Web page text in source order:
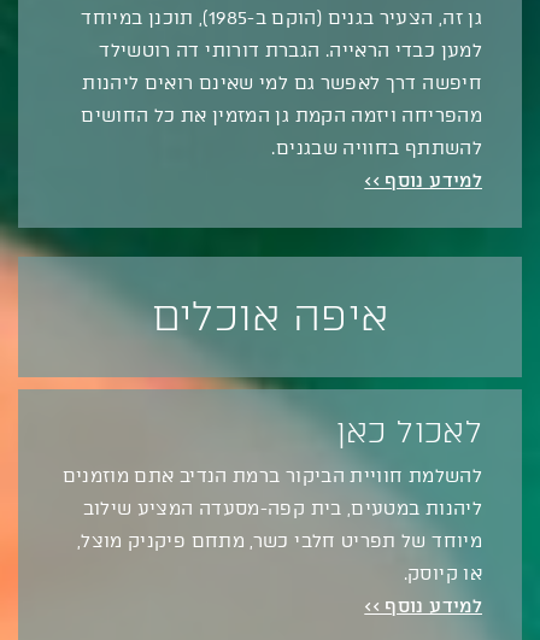
גן זה, הצעיר בגנים (הוקם ב-1985), תוכנן במיוחד
למען כבדי הראייה. הגברת דורותי דה רוטשילד
חיפשה דרך לאפשר גם למי שאינם רואים ליהנות
מהפריחה ויזמה הקמת גן המזמין את כל החושים
להשתתף בחוויה שבגנים.
למידע נוסף >>
איפה אוכלים
לאכול כאן
להשלמת חוויית הביקור ברמת הנדיב אתם מוזמנים
ליהנות במטעים, בית קפה-מסעדה המציע שילוב
מיוחד של תפריט חלבי כשר, מתחם פיקניק מוצל,
או קיוסק.
למידע נוסף >>